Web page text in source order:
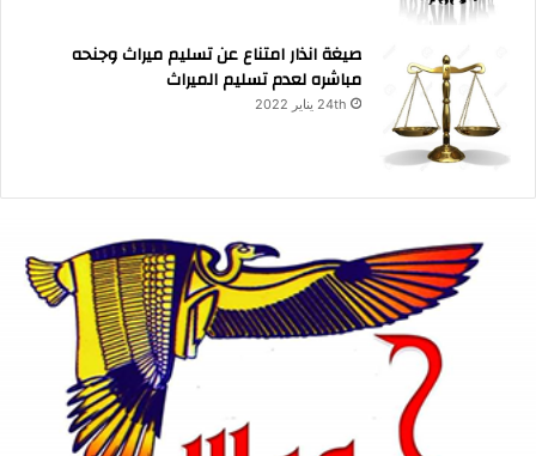
صيغة انذار امتناع عن تسليم ميراث وجنحه
مباشره لعدم تسليم الميراث
24th يناير 2022